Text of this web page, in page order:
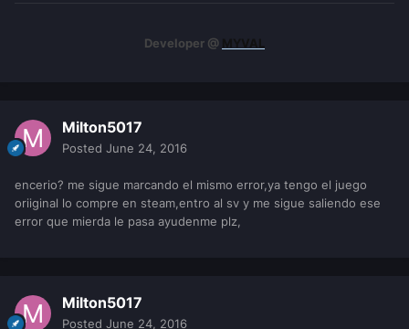
Developer @ MYVAL
Milton5017
Posted June 24, 2016
encerio? me sigue marcando el mismo error,ya tengo el juego
oriiginal lo compre en steam,entro al sv y me sigue saliendo ese
error que mierda le pasa ayudenme plz,
Milton5017
Posted June 24, 2016